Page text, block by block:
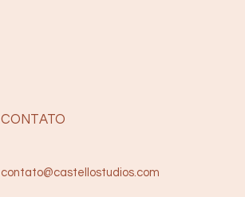
CONTATO
contato@castellostudios.com